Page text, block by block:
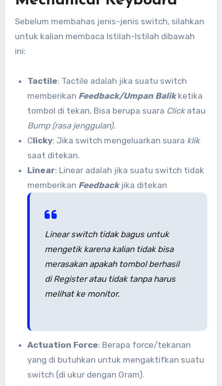
Sebelum membahas jenis-jenis switch, silahkan
untuk kalian membaca Istilah-Istilah dibawah
ini:
Tactile: Tactile adalah jika suatu switch
memberikan Feedback/Umpan Balikketika
tombol di tekan, Bisa berupa suara Click atau
Bump (rasa jenggulan).
Clicky: Jika switch mengeluarkan suara klik
saat ditekan.
Linear: Linear adalah jika suatu switch tidak
memberikan Feedbackjika ditekan
Linear switch tidak bagus untuk
mengetik karena kalian tidak bisa
merasakan apakah tombol berhasil
di Register atau tidak tanpa harus
melihat ke monitor.
Actuation Force: Berapa force/tekanan
yang di butuhkan untuk mengaktifkan suatu
switch (di ukur dengan Gram).